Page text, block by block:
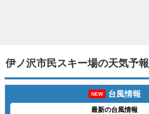
伊ノ沢市民スキー場の天気予報
NEW 台風情報
最新の台風情報